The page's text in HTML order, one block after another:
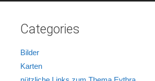
Categories
Bilder
Karten